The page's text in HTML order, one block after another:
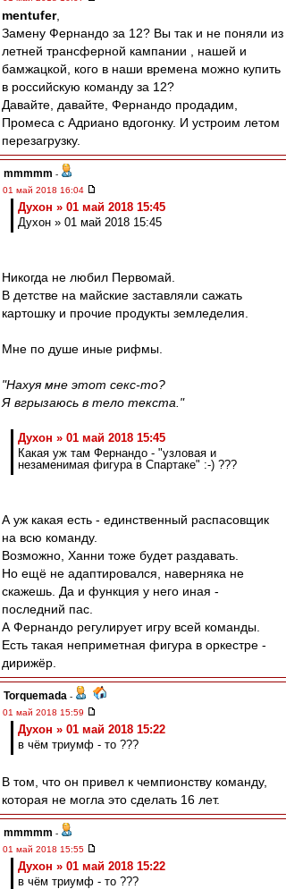
mentufer,
Замену Фернандо за 12? Вы так и не поняли из
летней трансферной кампании , нашей и
бамжацкой, кого в наши времена можно купить
в российскую команду за 12?
Давайте, давайте, Фернандо продадим,
Промеса с Адриано вдогонку. И устроим летом
перезагрузку.
mmmmm -
01 май 2018 16:04
Духон » 01 май 2018 15:45
Духон » 01 май 2018 15:45
Никогда не любил Первомай.
В детстве на майские заставляли сажать
картошку и прочие продукты земледелия.
Мне по душе иные рифмы.
"Нахуя мне этот секс-то?
Я вгрызаюсь в тело текста."
Духон » 01 май 2018 15:45
Какая уж там Фернандо - "узловая и
незаменимая фигура в Спартаке" :-) ???
А уж какая есть - единственный распасовщик
на всю команду.
Возможно, Ханни тоже будет раздавать.
Но ещё не адаптировался, наверняка не
скажешь. Да и функция у него иная -
последний пас.
А Фернандо регулирует игру всей команды.
Есть такая неприметная фигура в оркестре -
дирижёр.
Torquemada -
01 май 2018 15:59
Духон » 01 май 2018 15:22
в чём триумф - то ???
В том, что он привел к чемпионству команду,
которая не могла это сделать 16 лет.
mmmmm -
01 май 2018 15:55
Духон » 01 май 2018 15:22
в чём триумф - то ???